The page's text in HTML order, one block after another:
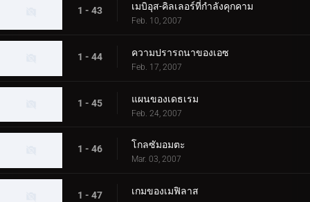
1 - 43 เมบิอุส-คิลเลอร์ที่กำลังคุกคาม
Feb. 10, 2007
1 - 44 ความปรารถนาของเอซ
Feb. 17, 2007
1 - 45 แผนของเดธเรม
Feb. 24, 2007
1 - 46 โกลซัมอมตะ
Mar. 03, 2007
1 - 47 เกมของเมฟิลาส